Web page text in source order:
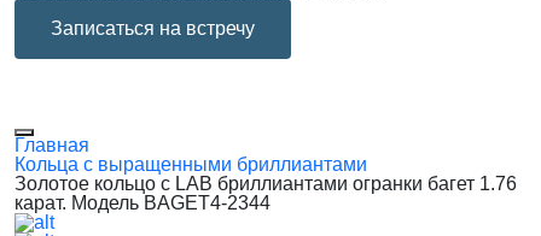
Записаться на встречу
Главная
Кольца с выращенными бриллиантами
Золотое кольцо с LAB бриллиантами огранки багет 1.76
карат. Модель BAGET4-2344